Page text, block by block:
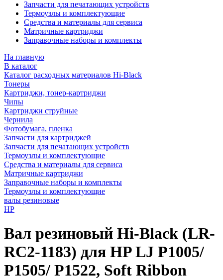
Запчасти для печатающих устройств
Термоузлы и комплектующие
Средства и материалы для сервиса
Матричные картриджи
Заправочные наборы и комплекты
На главную
В каталог
Каталог расходных материалов Hi-Black
Тонеры
Картриджи, тонер-картриджи
Чипы
Картриджи струйные
Чернила
Фотобумага, пленка
Запчасти для картриджей
Запчасти для печатающих устройств
Термоузлы и комплектующие
Средства и материалы для сервиса
Матричные картриджи
Заправочные наборы и комплекты
Термоузлы и комплектующие
валы резиновые
HP
Вал резиновый Hi-Black (LR-
RC2-1183) для HP LJ P1005/
P1505/ P1522, Soft Ribbon